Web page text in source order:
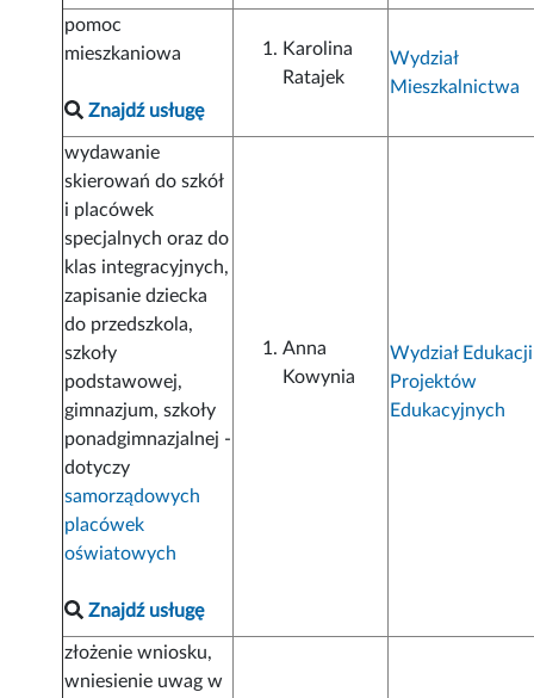
pomoc
mieszkaniowa
Znajdź usługę
Karolina
Ratajek
Wydział
Mieszkalnictwa
wydawanie
skierowań do szkół
i placówek
specjalnych oraz do
klas integracyjnych,
zapisanie dziecka
do przedszkola,
szkoły
podstawowej,
gimnazjum, szkoły
ponadgimnazjalnej -
dotyczy
samorządowych
placówek
oświatowych
Znajdź usługę
Anna
Kowynia
Wydział
Projektów
Edukacyjnych
złożenie wniosku,
wniesienie uwag w